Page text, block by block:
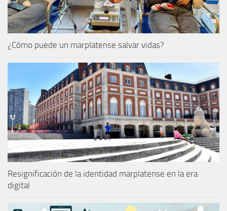
¿Cómo puede un marplatense salvar vidas?
Resignificación de la identidad marplatense en la era
digital